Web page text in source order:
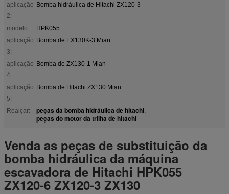
aplicação
2:
Bomba hidráulica de Hitachi ZX120-3
modelo:
HPK055
aplicação
3:
Bomba de EX130K-3 Mian
aplicação
4:
Bomba de ZX130-1 Mian
aplicação
5:
Bomba de Hitachi ZX130 Mian
Realçar: peças da bomba hidráulica de hitachi,
peças do motor da trilha de hitachi
Venda as peças de substituição da
bomba hidráulica da máquina
escavadora de Hitachi HPK055
ZX120-6 ZX120-3 ZX130